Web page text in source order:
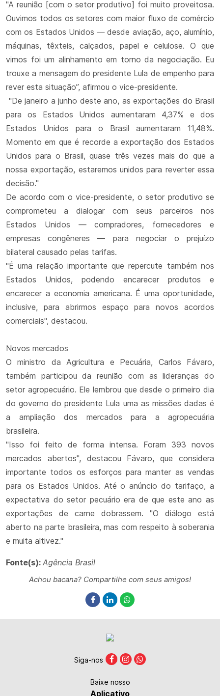
"A reunião [com o setor produtivo] foi muito proveitosa.
Ouvimos todos os setores com maior fluxo de comércio
com os Estados Unidos — desde aviação, aço, alumínio,
máquinas, têxteis, calçados, papel e celulose. O que
vimos foi um alinhamento em torno da negociação. Eu
trouxe a mensagem do presidente Lula de empenho para
rever esta situação”, afirmou o vice-presidente.
"De janeiro a junho deste ano, as exportações do Brasil
para os Estados Unidos aumentaram 4,37% e dos
Estados Unidos para o Brasil aumentaram 11,48%.
Momento em que é recorde a exportação dos Estados
Unidos para o Brasil, quase três vezes mais do que a
nossa exportação, estaremos unidos para reverter essa
decisão."
De acordo com o vice-presidente, o setor produtivo se
comprometeu a dialogar com seus parceiros nos
Estados Unidos — compradores, fornecedores e
empresas congêneres — para negociar o prejuízo
bilateral causado pelas tarifas.
"É uma relação importante que repercute também nos
Estados Unidos, podendo encarecer produtos e
encarecer a economia americana. É uma oportunidade,
inclusive, para abrirmos espaço para novos acordos
comerciais", destacou.
Novos mercados
O ministro da Agricultura e Pecuária, Carlos Fávaro,
também participou da reunião com as lideranças do
setor agropecuário. Ele lembrou que desde o primeiro dia
do governo do presidente Lula uma as missões dadas é
a ampliação dos mercados para a agropecuária
brasileira.
"Isso foi feito de forma intensa. Foram 393 novos
mercados abertos", destacou Fávaro, que considera
importante todos os esforços para manter as vendas
para os Estados Unidos. Até o anúncio do tarifaço, a
expectativa do setor pecuário era de que este ano as
exportações de carne dobrassem. "O diálogo está
aberto na parte brasileira, mas com respeito à soberania
e muita altivez."
Fonte(s): Agência Brasil
Achou bacana? Compartilhe com seus amigos!
Siga-nos
Baixe nosso
Aplicativo